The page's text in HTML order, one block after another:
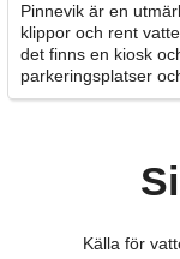
Pinnevik är en
klippor och rent
det finns en kiosk
parkeringsplatser
Källa för